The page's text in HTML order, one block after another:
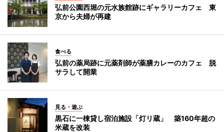
弘前公園西堀の元水族館跡にギャラリーカフェ 東
京から夫婦が再建
食べる
弘前の薬局跡に元薬剤師が薬膳カレーのカフェ 脱
サラして開業
見る・遊ぶ
黒石に一棟貸し宿泊施設「灯リ蔵」 築160年超の
米蔵を改装